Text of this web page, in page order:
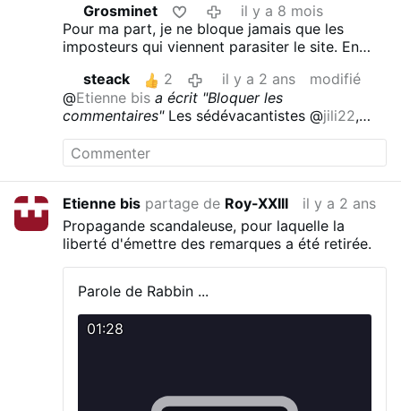
Grosminet
il y a 8 mois
Pour ma part, je ne bloque jamais que les
imposteurs qui viennent parasiter le site. En
contradicteurs, pour autant qu'ils entendent
défendre le catholicisme.
steack 2 il y a 2 ans
modifié
@Etienne bis a écrit "Bloquer les
commentaires" Les sédévacantistes @jili22,
@Hélène33ont horreur de la contradiction. Ils
bloquent donc les commentaires de ceux à qui
ils sont incapables de répondre. C'est assez
révélateur.
Etienne bis partage de Roy-XXIII
il y a 2 ans
Propagande scandaleuse, pour laquelle la
liberté d'émettre des remarques a été retirée.
Parole de Rabbin ...
01:28